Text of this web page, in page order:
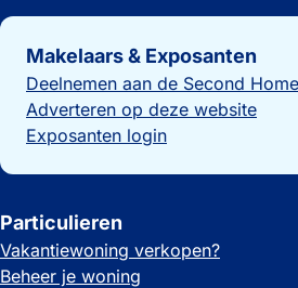
Belangrijke links
Makelaars & Exposanten
Deelnemen aan de Second
Adverteren op deze website
Exposanten login
Particulieren
Vakantiewoning verkopen?
Beheer je woning